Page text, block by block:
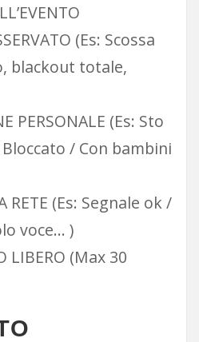
(Es: Scossa
blackout totale,
PERSONALE (Es: Sto
/ Con bambini
RETE (Es: Segnale ok /
voce… )
LIBERO (Max 30